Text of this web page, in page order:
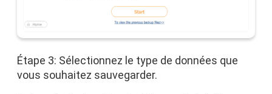
Étape 3: Sélectionnez le type de données que
vous souhaitez sauvegarder.